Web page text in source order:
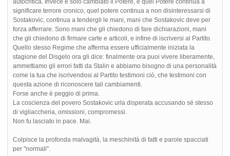
autocritica. Invece è solo cambiato il Potere, e quel Potere continua a
significare terrore cronico, quel potere continua a non disinteressarsi di
Sostakovic, continua a tendergli le mani, mani che Sostakovic deve per
forza afferrare. Sono mani che gli chiedono di fare dichiarazioni, mani
che gli chiedono di firmare carte e articoli, e infine di iscriversi al Partito.
Quello stesso Regime che afferma essere ufficialmente iniziata la
stagione del Disgelo ora gli dice: finalmente ora puoi vivere liberamente,
ammettiamo gli errori fatti da Stalin e abbiamo bisogno di una personalità
come la tua che iscrivendosi al Partito testimoni ciò, che testimoni con
questa azione di riconoscere tali cambiamenti.
Forse anche è peggio di prima.
La coscienza del povero Sostakovic urla disperata accusando sé stesso
di vigliaccheria, omissioni, compromessi.
Non fu lasciato in pace. Mai.
Colpisce la profonda malvagità, la meschinità di fatti e parole spacciati
per "normali".